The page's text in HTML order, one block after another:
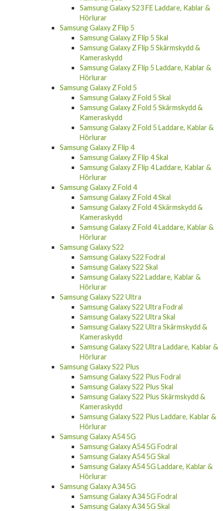
Hörlurar
Samsung Galaxy Z Flip 5
Samsung Galaxy Z Flip 5 Skal
Samsung Galaxy Z Flip 5 Skärmskydd &
Kameraskydd
Samsung Galaxy Z Flip 5 Laddare, Kablar &
Hörlurar
Samsung Galaxy Z Fold 5
Samsung Galaxy Z Fold 5 Skal
Samsung Galaxy Z Fold 5 Skärmskydd &
Kameraskydd
Samsung Galaxy Z Fold 5 Laddare, Kablar &
Hörlurar
Samsung Galaxy Z Flip 4
Samsung Galaxy Z Flip 4 Skal
Samsung Galaxy Z Flip 4 Laddare, Kablar &
Hörlurar
Samsung Galaxy Z Fold 4
Samsung Galaxy Z Fold 4 Skal
Samsung Galaxy Z Fold 4 Skärmskydd &
Kameraskydd
Samsung Galaxy Z Fold 4 Laddare, Kablar &
Hörlurar
Samsung Galaxy S22
Samsung Galaxy S22 Fodral
Samsung Galaxy S22 Skal
Samsung Galaxy S22 Laddare, Kablar &
Hörlurar
Samsung Galaxy S22 Ultra
Samsung Galaxy S22 Ultra Fodral
Samsung Galaxy S22 Ultra Skal
Samsung Galaxy S22 Ultra Skärmskydd &
Kameraskydd
Samsung Galaxy S22 Ultra Laddare, Kablar &
Hörlurar
Samsung Galaxy S22 Plus
Samsung Galaxy S22 Plus Fodral
Samsung Galaxy S22 Plus Skal
Samsung Galaxy S22 Plus Skärmskydd &
Kameraskydd
Samsung Galaxy S22 Plus Laddare, Kablar &
Hörlurar
Samsung Galaxy A54 5G
Samsung Galaxy A54 5G Fodral
Samsung Galaxy A54 5G Skal
Samsung Galaxy A54 5G Laddare, Kablar &
Hörlurar
Samsung Galaxy A34 5G
Samsung Galaxy A34 5G Fodral
Samsung Galaxy A34 5G Skal
Samsung Galaxy A34 5G Laddare, Kablar &